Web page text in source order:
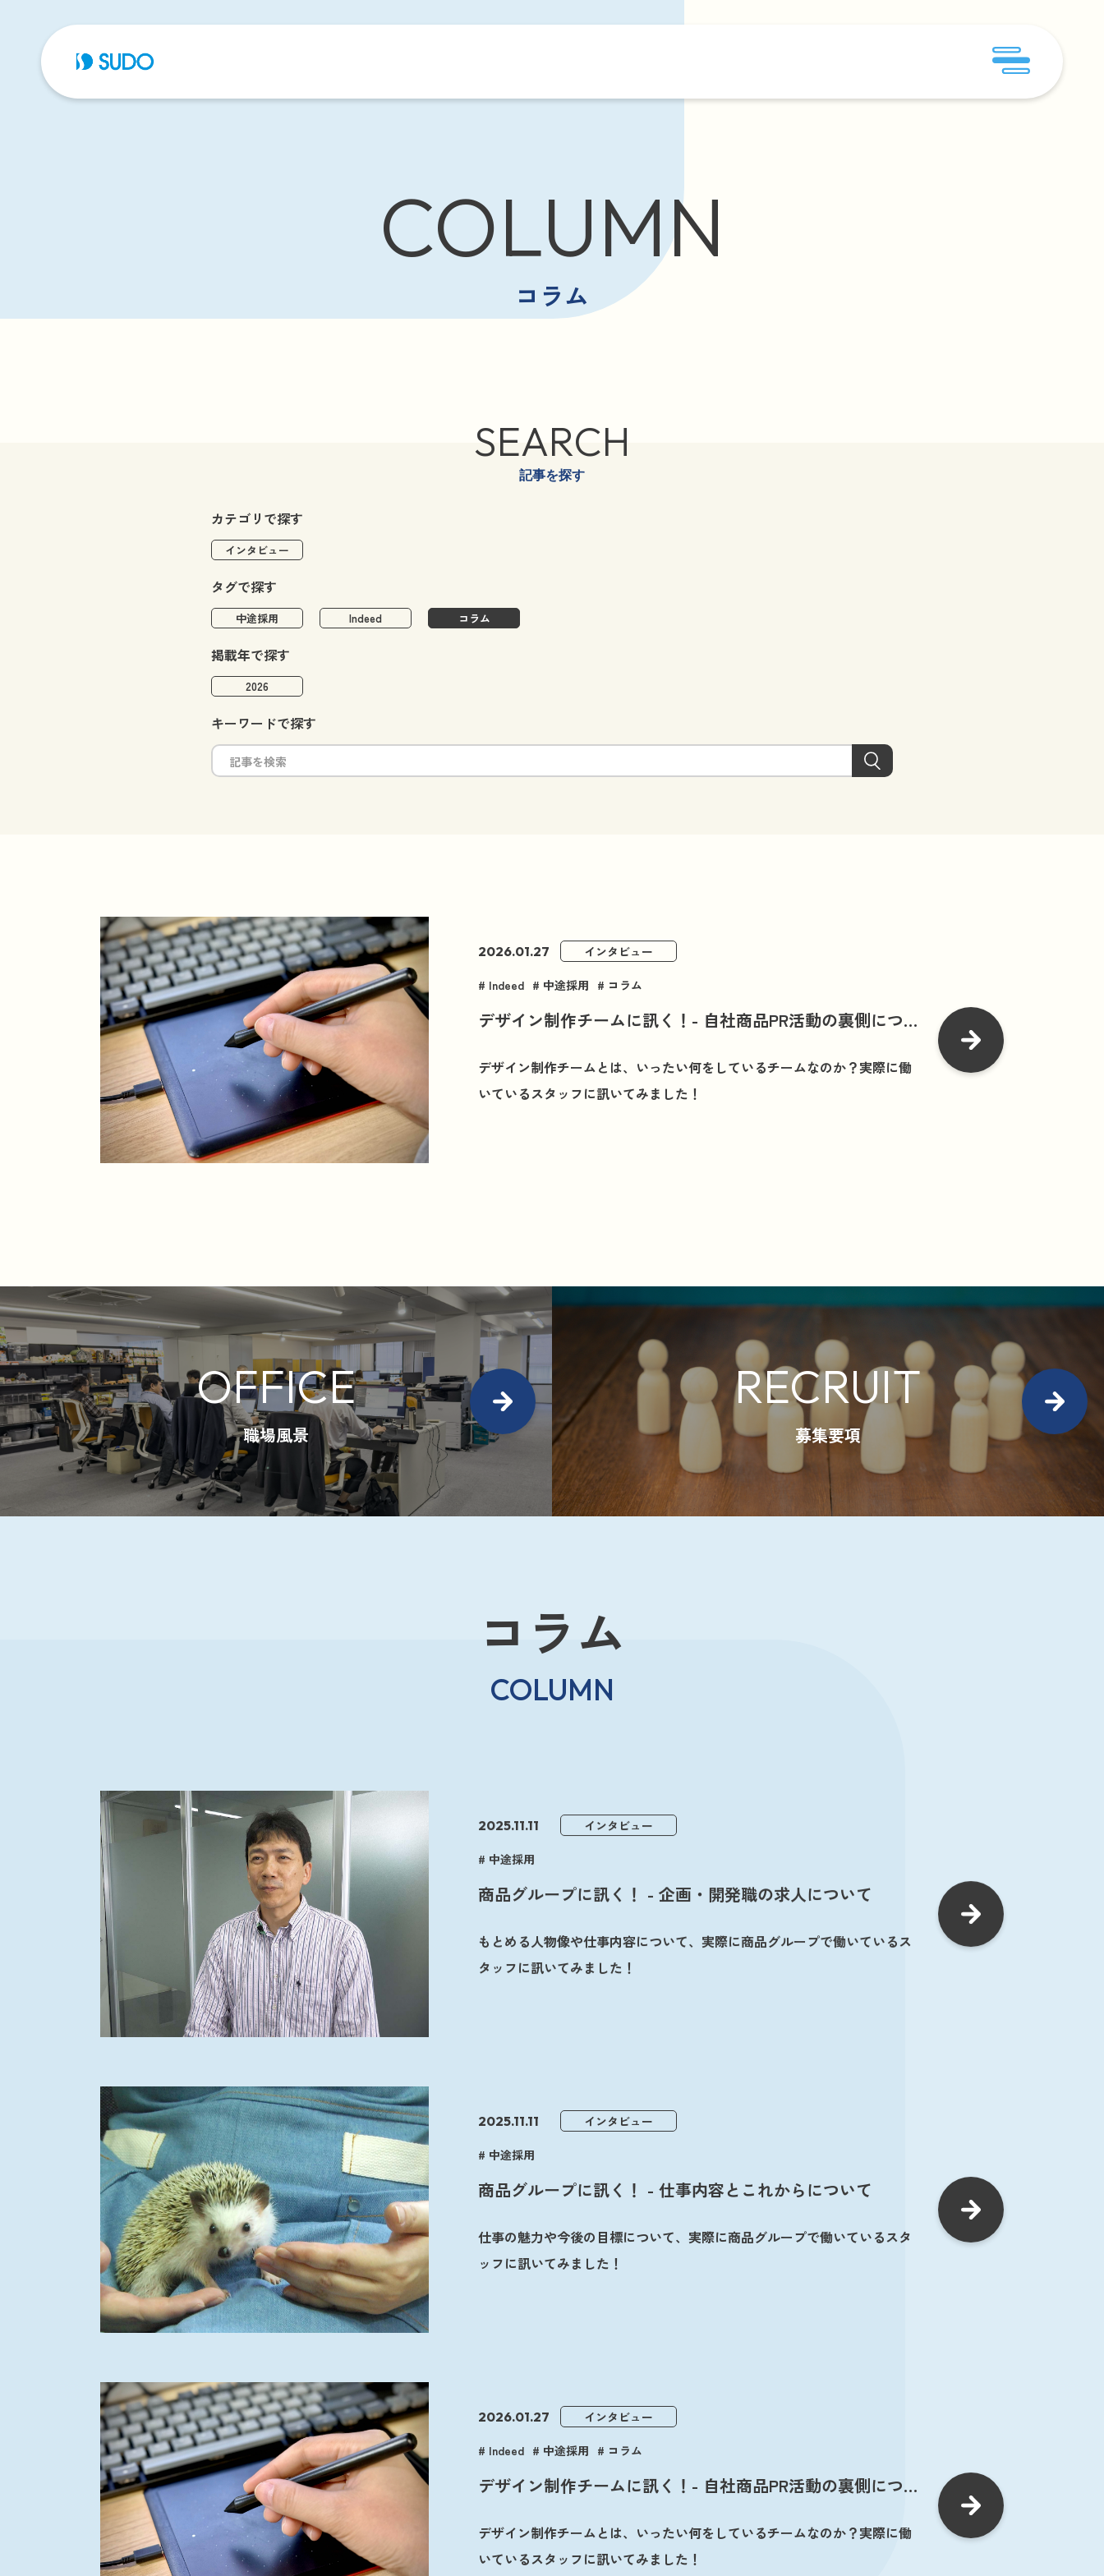
COLUMN
コラム
SEARCH
記事を探す
カテゴリで探す
インタビュー
タグで探す
中途採用 Indeed コラム
掲載年で探す
2026
キーワードで探す
2026.01.27 インタビュー
Indeed 中途採用 コラム
デザイン制作チームに訊く！- 自社商品PR活動の裏側につい
デザイン制作チームとは、いったい何をしているチームなのか？実際に働
いているスタッフに訊いてみました！
OFFICE
職場風景
RECRUIT
募集要項
コラム
COLUMN
2025.11.11 インタビュー
中途採用
商品グループに訊く！ - 企画・開発職の求人について
もとめる人物像や仕事内容について、実際に商品グループで働いているス
タッフに訊いてみました！
2025.11.11 インタビュー
中途採用
商品グループに訊く！ - 仕事内容とこれからについて
仕事の魅力や今後の目標について、実際に商品グループで働いているスタ
ッフに訊いてみました！
2026.01.27 インタビュー
Indeed 中途採用 コラム
デザイン制作チームに訊く！- 自社商品PR活動の裏側につい
デザイン制作チームとは、いったい何をしているチームなのか？実際に働
いているスタッフに訊いてみました！